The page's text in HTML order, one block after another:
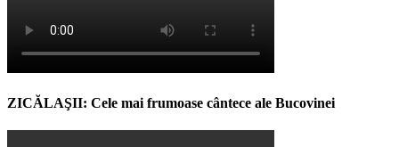
ZICĂLAŞII: Cele mai frumoase cântece ale Bucovinei